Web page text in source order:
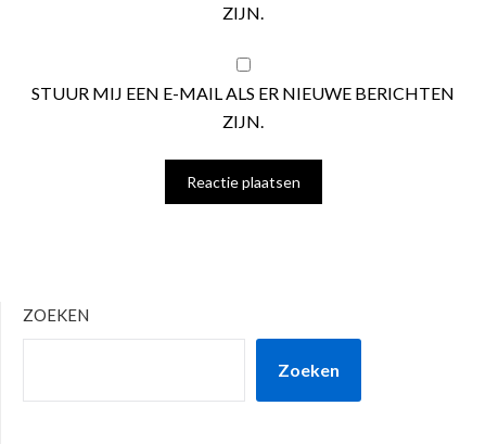
ZIJN.
STUUR MIJ EEN E-MAIL ALS ER NIEUWE BERICHTEN
ZIJN.
ZOEKEN
Zoeken